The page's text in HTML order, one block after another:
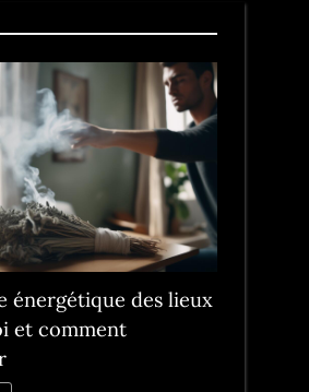
énergétique des lieux
et comment